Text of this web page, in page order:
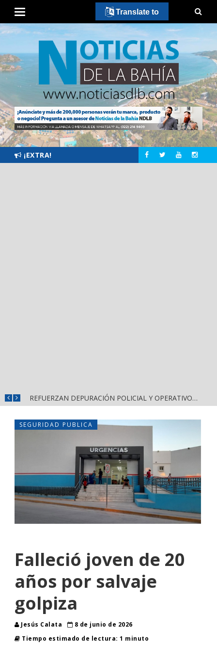
¡EXTRA!
REFUERZAN DEPURACIÓN POLICIAL Y OPERATIVOS EN FRONTERAS DE NAYARIT
SEGURIDAD PUBLICA
Falleció joven de 20
años por salvaje
golpiza
Jesús Calata
8 de junio de 2026
Tiempo estimado de lectura: 1 minuto
Translate to